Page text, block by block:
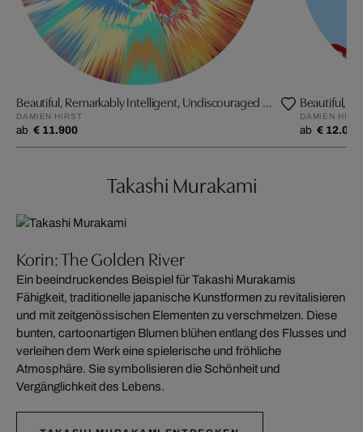
Beautiful, Remarkably Intelligent, Undiscouraged Comet Painting
DAMIEN HIRST
ab € 11.900
Beautiful,
DAMIEN
ab € 12.090
Takashi Murakami
Korin: The Golden River
Ein beeindruckendes Beispiel für Takashi Murakamis
Fähigkeit, traditionelle japanische Kunstformen zu revitalisieren
und mit zeitgenössischen Elementen zu verschmelzen. Diese
bunten, cartoonartigen Blumen blühen entlang des Flusses und
verleihen dem Werk eine spielerische und fröhliche
Atmosphäre. Sie symbolisieren die Schönheit und
Vergänglichkeit des Lebens.